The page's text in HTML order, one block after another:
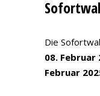
Die
08. Februar
Februar